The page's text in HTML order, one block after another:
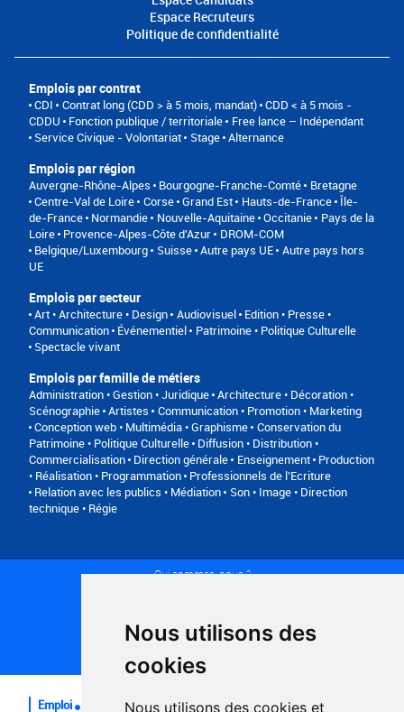
Nous utilisons des
cookies
Nous utilisons des cookies et
Espace Recruteurs
Politique de confidentialité
Emplois par contrat
CDI Contrat long (CDD > à 5 mois, mandat) CDD < à 5 mois -
CDDU
Fonction publique / territoriale
Free lance – Indépendant
Service Civique - Volontariat
Stage Alternance
Emplois par région
Auvergne-Rhône-Alpes Bourgogne-Franche-Comté
Bretagne
Centre-Val de Loire Corse Grand Est Hauts-de-France Île-
de-France Normandie Nouvelle-Aquitaine Occitanie
Pays de la
Loire Provence-Alpes-Côte d'Azur
DROM-COM
Belgique/Luxembourg
Suisse Autre pays UE Autre pays hors
UE
Emplois par secteur
Art • Architecture • Design Audiovisuel Edition • Presse •
Communication Événementiel
Patrimoine • Politique Culturelle
Spectacle vivant
Emplois par famille de métiers
Administration • Gestion • Juridique Architecture • Décoration •
Scénographie Artistes
Communication • Promotion • Marketing
Conception web • Multimédia • Graphisme Conservation du
Patrimoine • Politique Culturelle Diffusion • Distribution •
Commercialisation Direction générale Enseignement Production
• Réalisation • Programmation Professionnels de l’Ecriture
Relation avec les publics • Médiation
Son • Image • Direction
technique • Régie
Qui sommes-nous ?
Plan du site
FAQ recruteurs
FAQ
Emploi